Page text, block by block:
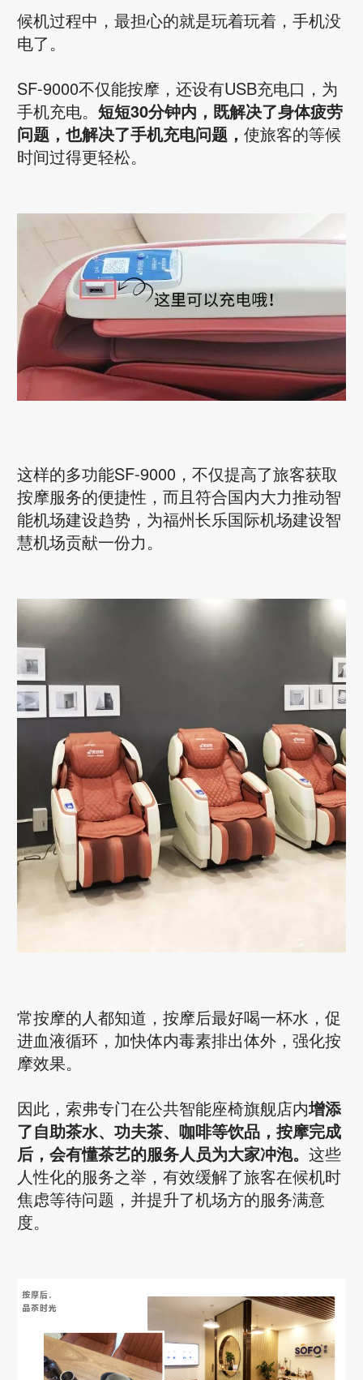
候机过程中，最担心的就是玩着玩着，手机没
电了。
SF-9000不仅能按摩，还设有USB充电口，为
手机充电。 短短30分钟内，既解决了身体疲劳
问题，也解决了手机充电问题， 使旅客的等候
时间过得更轻松。
这样的多功能SF-9000，不仅提高了旅客获取
按摩服务的便捷性，而且符合国内大力推动智
能机场建设趋势，为福州长乐国际机场建设智
慧机场贡献一份力。
常按摩的人都知道，按摩后最好喝一杯水，促
进血液循环，加快体内毒素排出体外，强化按
摩效果。
因此，索弗专门在公共智能座椅旗舰店内增添
了自助茶水、功夫茶、咖啡等饮品，按摩完成
后，会有懂茶艺的服务人员为大家冲泡。 这些
人性化的服务之举，有效缓解了旅客在候机时
焦虑等待问题，并提升了机场方的服务满意
度。